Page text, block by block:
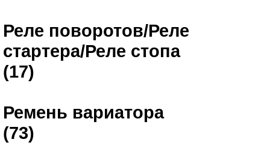
Реле поворотов/Реле
стартера/Реле стопа
(17)
Ремень вариатора
(73)